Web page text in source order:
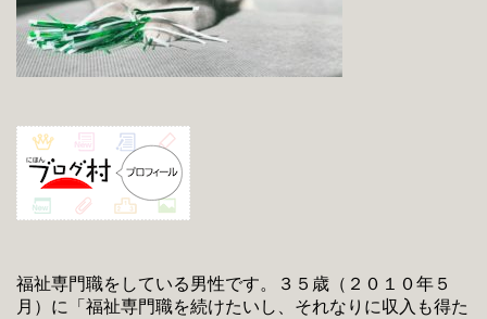
福祉専門職をしている男性です。３５歳（２０１０年５
月）に「福祉専門職を続けたいし、それなりに収入も得た